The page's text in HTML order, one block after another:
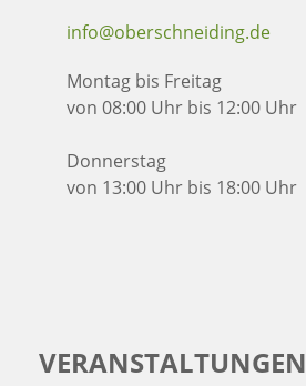
info@oberschneiding.de
Montag bis Freitag
von 08:00 Uhr bis 12:00 Uhr
Donnerstag
von 13:00 Uhr bis 18:00 Uhr
VERANSTALTUNGEN